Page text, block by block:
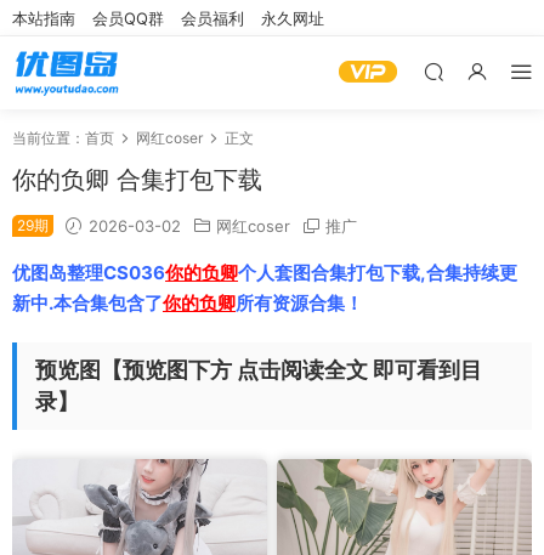
本站指南 会员QQ群 会员福利 永久网址
当前位置： 首页 网红coser 正文
你的负卿 合集打包下载
29期 2026-03-02 网红coser 推广
优图岛整理CS036你的负卿个人套图合集打包下载,合集持续更
新中.本合集包含了你的负卿所有资源合集！
预览图【预览图下方 点击阅读全文 即可看到目
录】